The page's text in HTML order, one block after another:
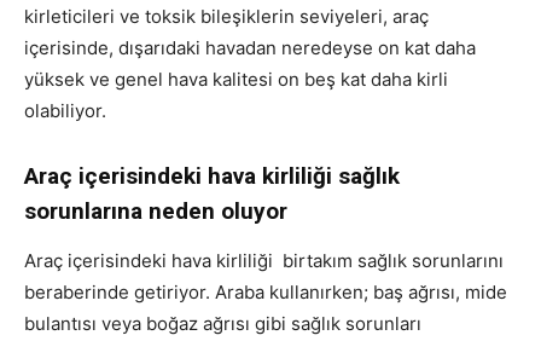
kirleticileri ve toksik bileşiklerin seviyeleri, araç
içerisinde, dışarıdaki havadan neredeyse on kat daha
yüksek ve genel hava kalitesi on beş kat daha kirli
olabiliyor.
Araç içerisindeki hava kirliliği sağlık
sorunlarına neden oluyor
Araç içerisindeki hava kirliliği birtakım sağlık sorunlarını
beraberinde getiriyor. Araba kullanırken; baş ağrısı, mide
bulantısı veya boğaz ağrısı gibi sağlık sorunları